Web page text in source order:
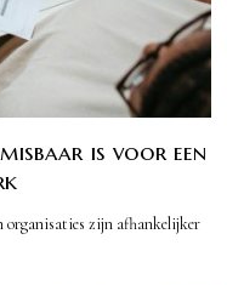
is voor een
organisaties zijn afhankelijker